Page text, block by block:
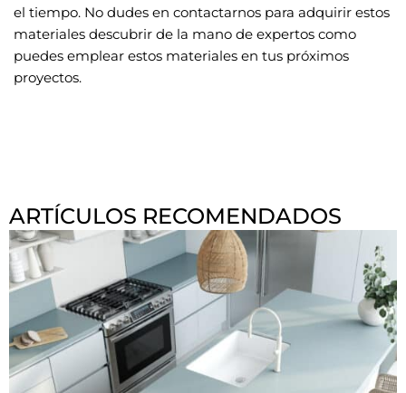
el tiempo. No dudes en contactarnos para adquirir estos
materiales descubrir de la mano de expertos como
puedes emplear estos materiales en tus próximos
proyectos.
ARTÍCULOS RECOMENDADOS